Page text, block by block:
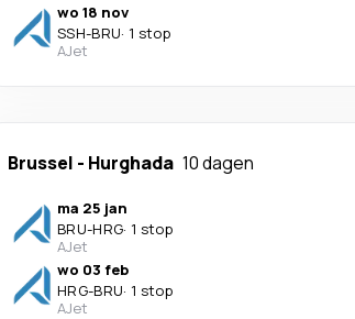
wo 18 nov
SSH-BRU· 1 stop
AJet
Brussel - Hurghada 10 dagen
ma 25 jan
BRU-HRG· 1 stop
AJet
wo 03 feb
HRG-BRU· 1 stop
AJet